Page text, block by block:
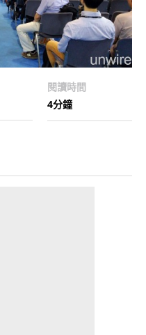
閱讀時間
4分鐘